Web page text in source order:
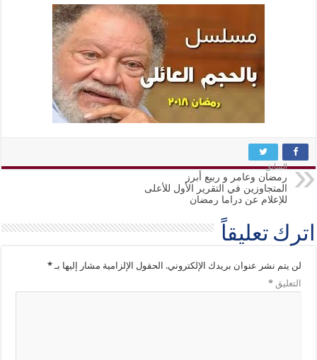
السابق
رمضان وعامر و ربيع أبرز
المتجاوزين في التقرير الأول للأعلى
للإعلام عن دراما رمضان
اترك تعليقاً
لن يتم نشر عنوان بريدك الإلكتروني. الحقول الإلزامية مشار إليها بـ*
التعليق*